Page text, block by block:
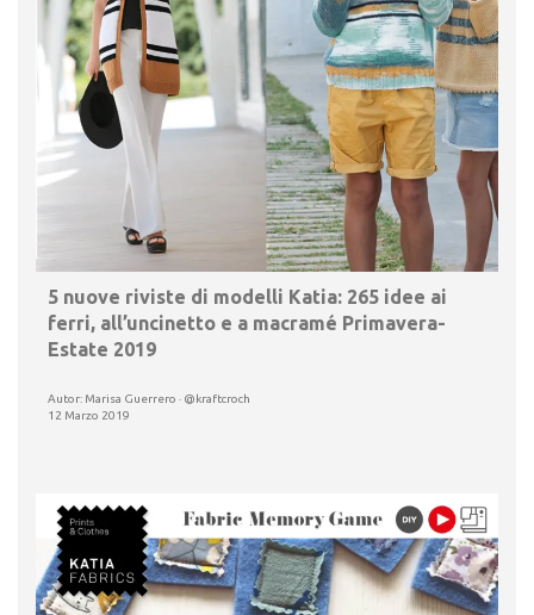
5 nuove riviste di modelli Katia: 265 idee ai
ferri, all’uncinetto e a macramé Primavera-
Estate 2019
Autor: Marisa Guerrero · @kraftcroch
12 Marzo 2019